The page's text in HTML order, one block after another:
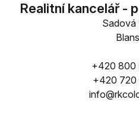
Realitní kancelář -
Sadová
+420 800
+420 720